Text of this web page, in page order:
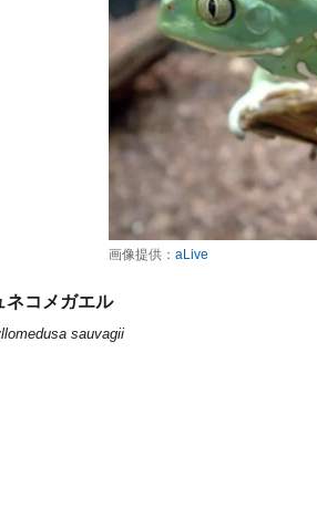
画像提供： aLive
ネコメガエル
sauvagii